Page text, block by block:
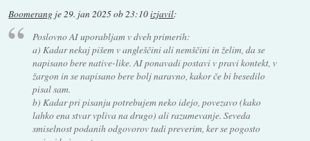
Boomerang je 29. jan 2025 ob 23:10izjavil:
Poslovno AI uporabljam v dveh primerih:
a) Kadar nekaj pišem v angleščini ali nemščini in želim, da se
napisano bere native-like. AI ponavadi postavi v pravi kontekt, v
žargon in se napisano bere bolj naravno, kakor če bi besedilo
pisal sam.
b) Kadar pri pisanju potrebujem neko idejo, povezavo (kako
lahko ena stvar vpliva na drugo) ali razumevanje. Seveda
smiselnost podanih odgovorov tudi preverim, ker se pogosto